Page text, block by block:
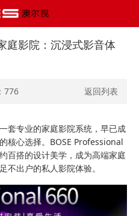
庭影院：沉浸式影音体
776 返回列表
专业的家庭影院系统，早已成
核心选择。BOSE Professional
百搭的设计美学，成为高端家庭
不出户的私人影院体验。